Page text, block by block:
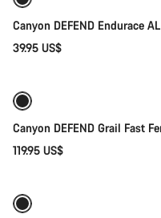
Canyon DEFEND Endurace
39.95 US$
Canyon DEFEND Grail Fast
119.95 US$